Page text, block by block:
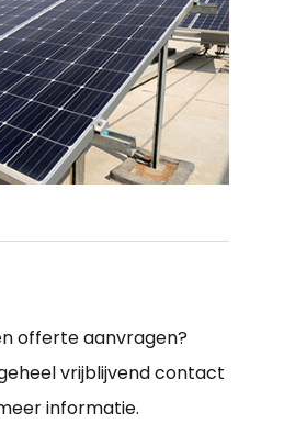
offerte aanvragen?
vrijblijvend contact
informatie.